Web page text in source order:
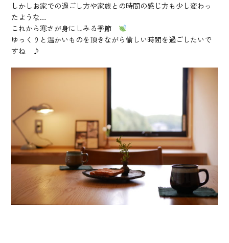
しかしお家での過ごし方や家族との時間の感じ方も少し変わっ
たような…
これから寒さが身にしみる季節
ゆっくりと温かいものを頂きながら愉しい時間を過ごしたいで
すね ♪